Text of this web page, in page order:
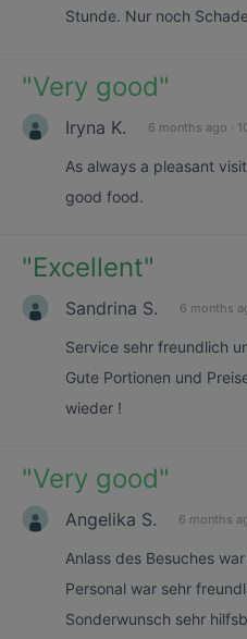
Stunde. Nur noch
"Very good"
Iryna K. 6 months ago ·
As always a pleasant
good food.
"Excellent"
Sandrina S. 6 months
Service sehr freundlich
Gute Portionen und
wieder !
"Very good"
Angelika S. 6 months
Anlass des Besuches
Personal war sehr
Sonderwunsch sehr